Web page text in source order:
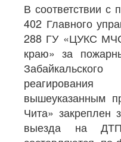
В соответствии с
402 Главного
288 ГУ «ЦУКС
краю» за
вышеуказанным
Чита»
выезда на